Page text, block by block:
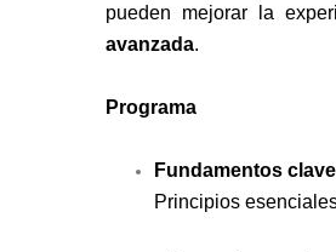
pueden mejorar la
avanzada.
Programa
Fundamentos
Principios